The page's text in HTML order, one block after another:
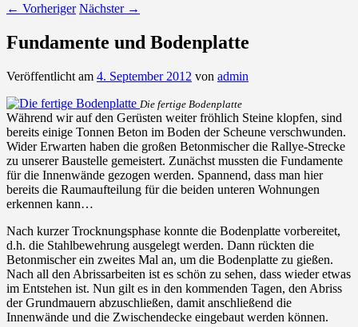
← Vorheriger Nächster →
Fundamente und Bodenplatte
Veröffentlicht am 4. September 2012 von admin
Die fertige Bodenplatte
Während wir auf den Gerüsten weiter fröhlich Steine klopfen, sind
bereits einige Tonnen Beton im Boden der Scheune verschwunden.
Wider Erwarten haben die großen Betonmischer die Rallye-Strecke
zu unserer Baustelle gemeistert. Zunächst mussten die Fundamente
für die Innenwände gezogen werden. Spannend, dass man hier
bereits die Raumaufteilung für die beiden unteren Wohnungen
erkennen kann…
Nach kurzer Trocknungsphase konnte die Bodenplatte vorbereitet,
d.h. die Stahlbewehrung ausgelegt werden. Dann rückten die
Betonmischer ein zweites Mal an, um die Bodenplatte zu gießen.
Nach all den Abrissarbeiten ist es schön zu sehen, dass wieder etwas
im Entstehen ist. Nun gilt es in den kommenden Tagen, den Abriss
der Grundmauern abzuschließen, damit anschließend die
Innenwände und die Zwischendecke eingebaut werden können.